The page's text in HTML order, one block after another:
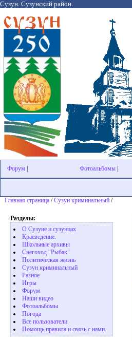
Сузун. Сузунский район.
Форум Фотоальбомы
Главная страница /Сузун криминальный /
Разделы:
О Сузуне и сузунцах
Краеведение.
Школьные архивы
Снегоход "Рыбак"
Политическая жизнь
Сузун криминальный
Разное
Игры
Форум
Наши видео
Фотоальбомы
Погода
Все пользователи
Помощь,правила и связь с нами.